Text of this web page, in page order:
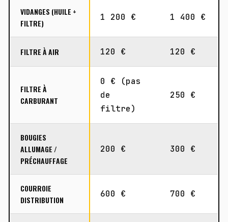
VIDANGES (HUILE +
FILTRE)
1 200 € 1 400 €
FILTRE À AIR 120 € 120 €
FILTRE À
CARBURANT
0 € (pas
de
filtre)
250 €
BOUGIES
ALLUMAGE /
PRÉCHAUFFAGE
200 € 300 €
COURROIE
DISTRIBUTION
600 € 700 €